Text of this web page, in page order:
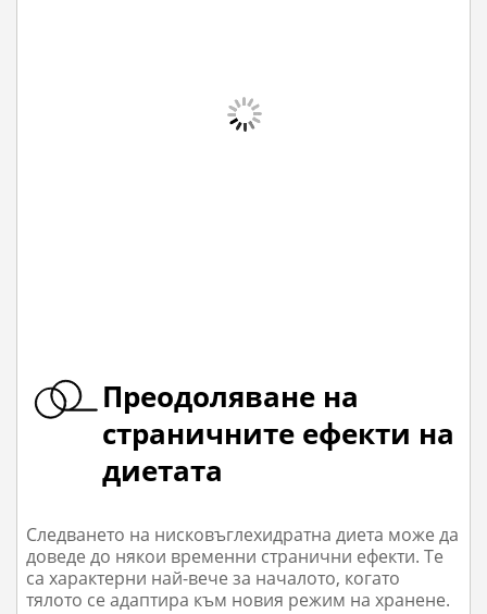
Преодоляване на
страничните ефекти на
диетата
Следването на нисковъглехидратна диета може да
доведе до някои временни странични ефекти. Те
са характерни най-вече за началото, когато
тялото се адаптира към новия режим на хранене.